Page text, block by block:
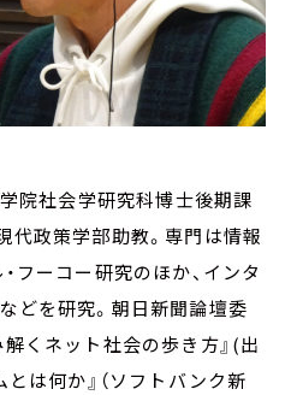
院社会学研究科博士後期課
代政策学部助教。専門は情報
フーコー研究のほか、インタ
どを研究。朝日新聞論壇委
くネット社会の歩き方』(出
は何か』（ソフトバンク新